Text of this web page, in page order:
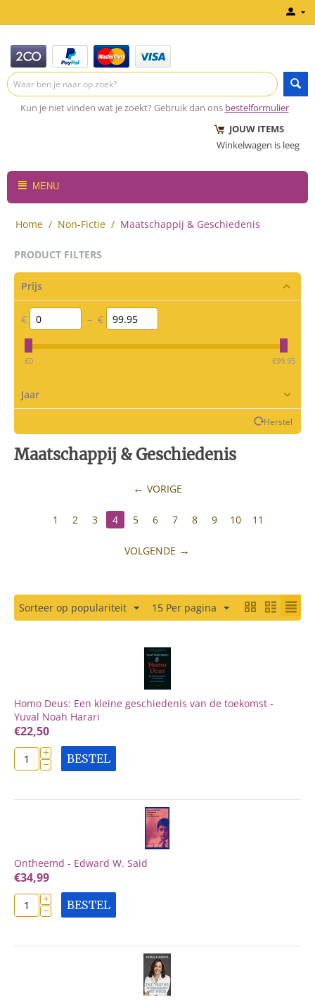
Kun je niet vinden wat je zoekt? Gebruik dan ons bestelformulier
JOUW ITEMS
Winkelwagen is leeg
MENU
Home / Non-Fictie / Maatschappij & Geschiedenis
PRODUCT FILTERS
Prijs
€ – €
‎€0 ‎€99.95
Jaar
Herstel
Maatschappij & Geschiedenis
VORIGE
1 2 3 4 5 6 7 8 9 10 11
VOLGENDE
Sorteer op populariteit 15 Per pagina
Homo Deus: Een kleine geschiedenis van de toekomst -
Yuval Noah Harari
€22,50
+
− BESTEL
Ontheemd - Edward W. Said
€34,99
+
− BESTEL